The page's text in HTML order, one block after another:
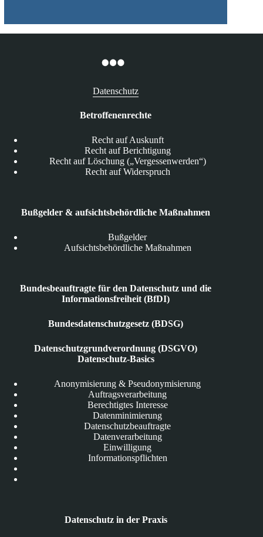
Datenschutz
Betroffenenrechte
Recht auf Auskunft
Recht auf Berichtigung
Recht auf Löschung („Vergessenwerden“)
Recht auf Widerspruch
Bußgelder & aufsichtsbehördliche Maßnahmen
Bußgelder
Aufsichtsbehördliche Maßnahmen
Bundesbeauftragte für den Datenschutz und die
Informationsfreiheit (BfDI)
Bundesdatenschutzgesetz (BDSG)
Datenschutzgrundverordnung (DSGVO)
Datenschutz-Basics
Anonymisierung & Pseudonymisierung
Auftragsverarbeitung
Berechtigtes Interesse
Datenminimierung
Datenschutzbeauftragte
Datenverarbeitung
Einwilligung
Informationspflichten
Datenschutz in der Praxis